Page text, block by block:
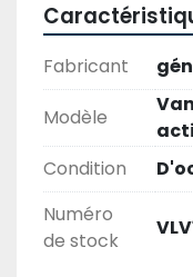
Fabricant
Modèle
Condition
Numéro
de stock